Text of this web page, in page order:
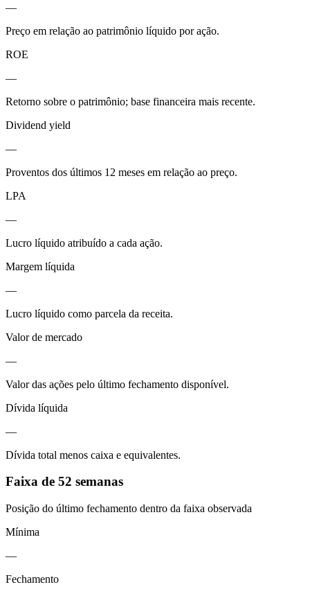
—
Preço em relação ao patrimônio líquido por ação.
ROE
—
Retorno sobre o patrimônio; base financeira mais recente.
Dividend yield
—
Proventos dos últimos 12 meses em relação ao preço.
LPA
—
Lucro líquido atribuído a cada ação.
Margem líquida
—
Lucro líquido como parcela da receita.
Valor de mercado
—
Valor das ações pelo último fechamento disponível.
Dívida líquida
—
Dívida total menos caixa e equivalentes.
Faixa de 52 semanas
Posição do último fechamento dentro da faixa observada
Mínima
—
Fechamento